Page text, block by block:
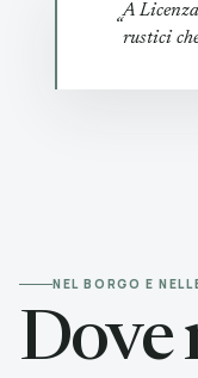
“
A
rustici
NEL BORGO E
Dove